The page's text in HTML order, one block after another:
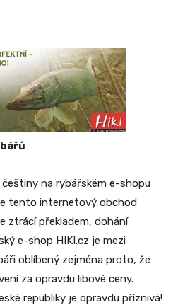
na rybářském e-shopu
tento internetový obchod
ztrácí překladem, dohání
e-shop HIKI.cz je mezi
oblíbený zejména proto, že
za opravdu libové ceny.
republiky je opravdu příznivá!